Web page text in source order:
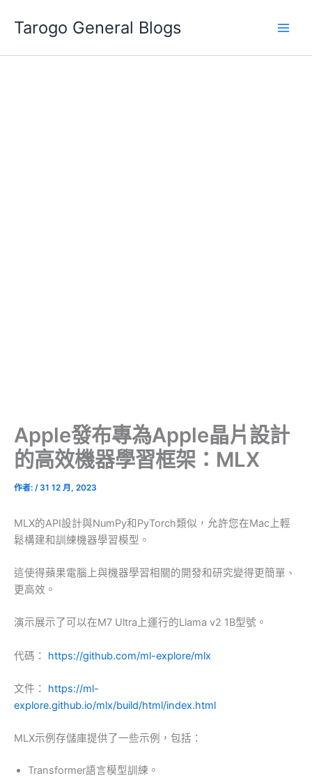
要
Tarogo General Blogs
Apple發布專為Apple晶片設計
的高效機器學習框架：MLX
作者: /31 12 月, 2023
MLX的API設計與NumPy和PyTorch類似，允許您在Mac上輕
鬆構建和訓練機器學習模型。
這使得蘋果電腦上與機器學習相關的開發和研究變得更簡單、
更高效。
演示展示了可以在M7 Ultra上運行的Llama v2 1B型號。
代碼： https://github.com/ml-explore/mlx
文件： https://ml-
explore.github.io/mlx/build/html/index.html
MLX示例存儲庫提供了一些示例，包括：
Transformer語言模型訓練。